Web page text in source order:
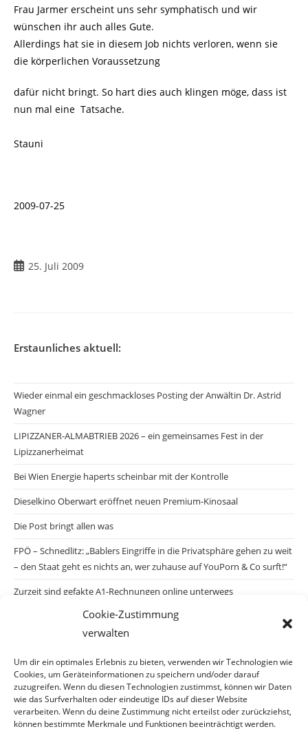
Cookie-Zustimmung
verwalten
Um dir ein optimales Erlebnis zu bieten, verwenden wir Technologien wie
Cookies, um Geräteinformationen zu speichern und/oder darauf
zuzugreifen. Wenn du diesen Technologien zustimmst, können wir Daten
wie das Surfverhalten oder eindeutige IDs auf dieser Website
verarbeiten. Wenn du deine Zustimmung nicht erteilst oder zurückziehst,
können bestimmte Merkmale und Funktionen beeinträchtigt werden.
Frau Jarmer erscheint uns sehr symphatisch und wir
wünschen ihr auch alles Gute.
Allerdings hat sie in diesem Job nichts verloren, wenn sie
die körperlichen Voraussetzung
dafür nicht bringt. So hart dies auch klingen möge, dass ist
nun mal eine Tatsache.
Stauni
2009-07-25
Beitrag
25. Juli 2009
Erstaunliches aktuell:
Wieder einmal ein geschmackloses Posting der Anwältin Dr. Astrid
Wagner
LIPIZZANER-ALMABTRIEB 2026 – ein gemeinsames Fest in der
Lipizzanerheimat
Bei Wien Energie haperts scheinbar mit der Kontrolle
Dieselkino Oberwart eröffnet neuen Premium-Kinosaal
Die Post bringt allen was
FPÖ – Schnedlitz: „Bablers Eingriffe in die Privatsphäre gehen zu weit
– den Staat geht es nichts an, wer zuhause auf YouPorn & Co surft!“
Zurzeit sind gefakte A1-Rechnungen online unterwegs
Salzburgs Juden und ihre Sicherheit: „Erst nach einem Anschlag wäre
die Gefahr endlich konkret!“
Biologisches Wunder in Ceuta
Ein vermeintliches Abschiebemärchen